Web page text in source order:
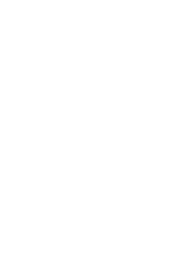
发项目中持续作为承销
国律师为其提供相关法
师提供法律服务。